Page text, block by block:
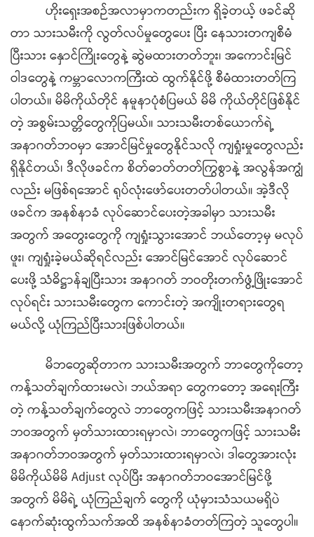
ဟိုးရှေးအစဉ်အလာမှာကတည်းက ရှိခဲ့တယ့် ဖခင်ဆို
တာ သားသမီးကို လွတ်လပ်မှုတွေပေး ပြီး နေသားတကျစီမံ
ပြီးသား နှောင်ကြိုးတွေနဲ့ ဆွဲမထားတတ်ဘူး၊ အကောင်းမြင်
ဝါဒတွေနဲ့ ကမ္ဘာလောကကြီးထဲ ထွက်နိုင်ဖို့ စီမံထားတတ်ကြ
ပါတယ်။ မိမိကိုယ်တိုင် နမူနာပုံစံပြမယ် မိမိ ကိုယ်တိုင်ဖြစ်နိုင်
တဲ့ အစွမ်းသတ္တိတွေကိုပြမယ်။ သားသမီးတစ်ယောက်ရဲ့
အနာဂတ်ဘဝမှာ အောင်မြင်မှုတွေနိုင်သလို ကျရှုံးမှုတွေလည်း
ရှိနိုင်တယ်၊ ဒီလိုဖခင်က စိတ်ဓာတ်တတ်ကြွစွာနဲ့ အလွန်အကျွံ
လည်း မဖြစ်ရအောင် ရုပ်လုံး ဖော်ပေးတတ်ပါတယ်။ အဲ့ဒီလို
ဖခင်က အနစ်နာခံ လုပ်ဆောင်ပေးတဲ့အခါမှာ သားသမီး
အတွက် အတွေးတွေကို ကျရှုံးသွားအောင် ဘယ်တော့မှ မလုပ်
ဖူး၊ ကျရှုံးခဲ့မယ်ဆိုရင်လည်း အောင်မြင်အောင် လုပ်ဆောင်
ပေးဖို့ သံဓိဋ္ဌာန်ချပြီးသား အနာဂတ် ဘဝတိုးတက်ဖွံ့ဖြိုးအောင်
လုပ်ရင်း သားသမီးတွေက ကောင်းတဲ့ အကျိုးတရားတွေရ
မယ်လို့ ယုံကြည်ပြီးသားဖြစ်ပါတယ်။
မိဘတွေဆိုတာက သားသမီးအတွက် ဘာတွေကိုတော့
ကန့်သတ်ချက်ထားမလဲ၊ ဘယ်အရာ တွေကတော့ အရေးကြီး
တဲ့ ကန့်သတ်ချက်တွေလဲ ဘာတွေကဖြင့် သားသမီးအနာဂတ်
ဘဝအတွက် မှတ်သားထားရမှာလဲ၊ ဘာတွေကဖြင့် သားသမီး
အနာဂတ်ဘဝအတွက် မှတ်သားထားရမှာလဲ၊ ဒါတွေအားလုံး
မိမိကိုယ်မိမိ Adjust လုပ်ပြီး အနာဂတ်ဘဝအောင်မြင်ဖို့
အတွက် မိမိရဲ့ ယုံကြည်ချက် တွေကို ယုံမှားသံသယမရှိပဲ
နောက်ဆုံးထွက်သက်အထိ အနစ်နာခံတတ်ကြတဲ့ သူတွေပါ။